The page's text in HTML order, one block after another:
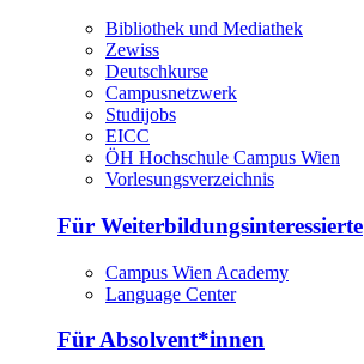
Bibliothek und Mediathek
Zewiss
Deutschkurse
Campusnetzwerk
Studijobs
EICC
ÖH Hochschule Campus Wien
Vorlesungsverzeichnis
Für Weiterbildungsinteressierte
Campus Wien Academy
Language Center
Für Absolvent*innen